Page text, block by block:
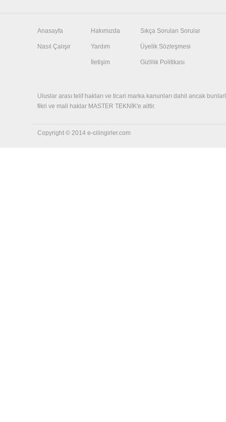
Anasayfa
Nasıl Çalışır
Hakımızda
Yardım
İletişim
Sıkça Sorulan Sorular
Üyelik Sözleşmesi
Gizlilik Politikası
Uluslar arası telif hakları ve ticari marka kanunları dahil ancak
fikri ve mali haklar MASTER TEKNİK'e aittir.
Copyright © 2014 e-cilingirler.com